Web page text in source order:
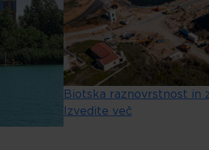
Biotska raznovrstnost in
Izvedite več